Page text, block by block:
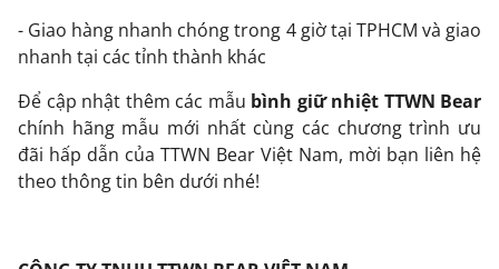
- Giao hàng nhanh chóng trong 4 giờ tại TPHCM và giao
nhanh tại các tỉnh thành khác
Để cập nhật thêm các mẫu bình giữ nhiệt TTWN Bear
chính hãng mẫu mới nhất cùng các chương trình ưu
đãi hấp dẫn của TTWN Bear Việt Nam, mời bạn liên hệ
theo thông tin bên dưới nhé!